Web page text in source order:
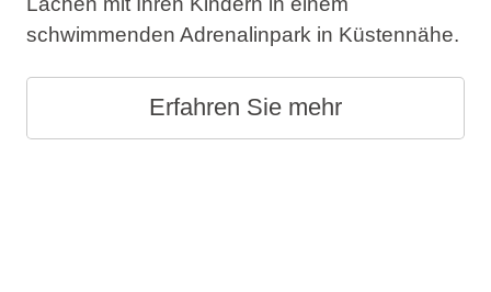
schwimmenden Adrenalinpark in Küstennähe.
Erfahren Sie mehr